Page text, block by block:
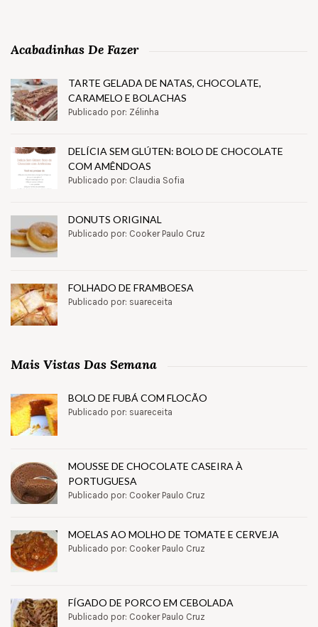
Acabadinhas De Fazer
TARTE GELADA DE NATAS, CHOCOLATE,
CARAMELO E BOLACHAS
Publicado por: Zélinha
DELÍCIA SEM GLÚTEN: BOLO DE CHOCOLATE
COM AMÊNDOAS
Publicado por: Claudia Sofia
DONUTS ORIGINAL
Publicado por: Cooker Paulo Cruz
FOLHADO DE FRAMBOESA
Publicado por: suareceita
Mais Vistas Das Semana
BOLO DE FUBÁ COM FLOCÃO
Publicado por: suareceita
MOUSSE DE CHOCOLATE CASEIRA À
PORTUGUESA
Publicado por: Cooker Paulo Cruz
MOELAS AO MOLHO DE TOMATE E CERVEJA
Publicado por: Cooker Paulo Cruz
FÍGADO DE PORCO EM CEBOLADA
Publicado por: Cooker Paulo Cruz